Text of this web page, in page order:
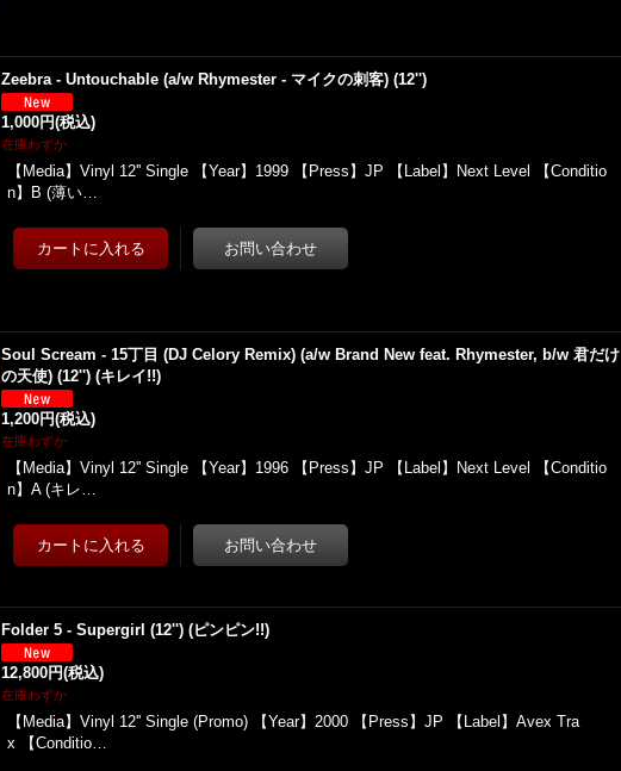
Zeebra - Untouchable (a/w Rhymester - マイクの刺客) (12'')
1,000円(税込)
在庫わずか
【Media】Vinyl 12'' Single 【Year】1999 【Press】JP 【Label】Next Level 【Conditio
n】B (薄い…
Soul Scream - 15丁目 (DJ Celory Remix) (a/w Brand New feat. Rhymester, b/w 君だけ
の天使) (12'') (キレイ!!)
1,200円(税込)
在庫わずか
【Media】Vinyl 12'' Single 【Year】1996 【Press】JP 【Label】Next Level 【Conditio
n】A (キレ…
Folder 5 - Supergirl (12'') (ピンピン!!)
12,800円(税込)
在庫わずか
【Media】Vinyl 12'' Single (Promo) 【Year】2000 【Press】JP 【Label】Avex Tra
x 【Conditio…